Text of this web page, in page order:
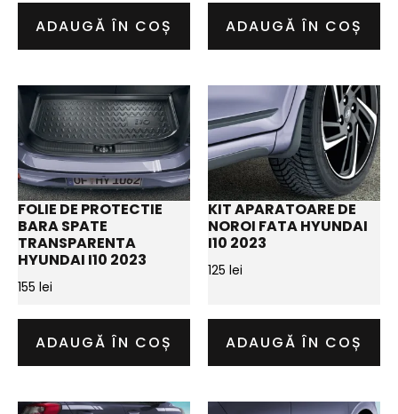
ADAUGĂ ÎN COȘ ADAUGĂ ÎN COȘ
FOLIE DE PROTECTIE
BARA SPATE
TRANSPARENTA
HYUNDAI I10 2023
155 lei
ADAUGĂ ÎN COȘ
KIT APARATOARE DE
NOROI FATA HYUNDAI
I10 2023
125 lei
ADAUGĂ ÎN COȘ